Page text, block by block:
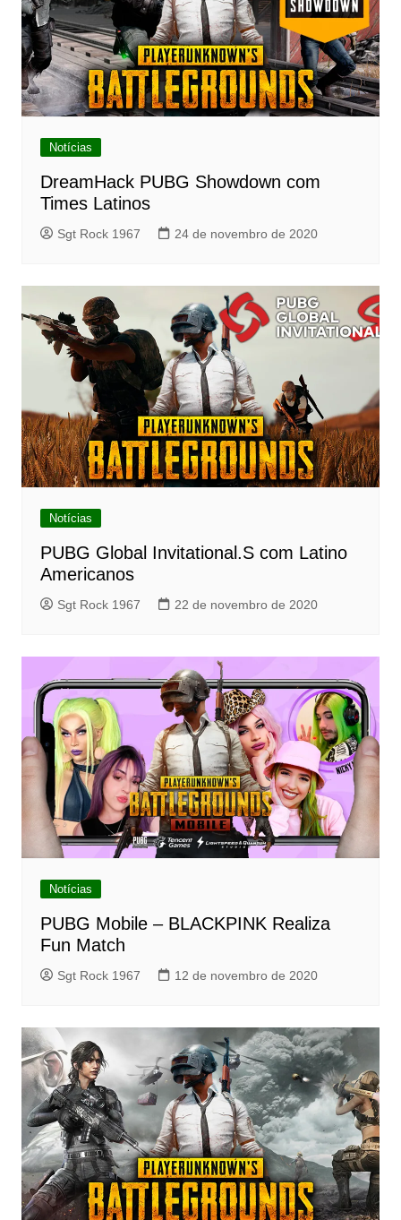
Notícias
DreamHack PUBG Showdown com
Times Latinos
Sgt Rock 1967 24 de novembro de 2020
Notícias
PUBG Global Invitational.S com Latino
Americanos
Sgt Rock 1967 22 de novembro de 2020
Notícias
PUBG Mobile – BLACKPINK Realiza
Fun Match
Sgt Rock 1967 12 de novembro de 2020